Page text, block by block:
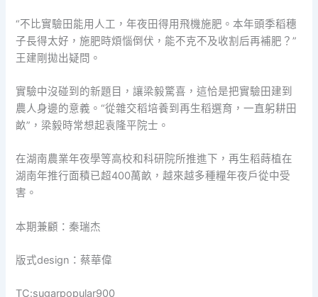
“不比實驗田能用人工，年夜田得用飛機施肥。本年頭季稻穗
子長得太好，施肥時煩惱倒伏，能不克不及收割后再補肥？”
王建剛拋出疑問。
實驗中沒碰到的新題目，讓梁毅驚喜，這恰是把實驗田建到
農人身邊的意義。“從雜交稻培養到再生稻選育，一直躬耕田
畝”，梁毅時常想起袁隆平院士。
在湖南農業年夜學等高校和科研院所推進下，再生稻蒔植在
湖南年推行面積已超400萬畝，越來越多種糧年夜戶從中受
害。
本期兼顧：秦瑞杰
版式design：蔡華偉
TC:sugarpopular900